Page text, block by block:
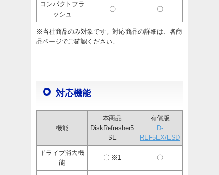
コンパクトフラ
ッシュ
〇 〇
※当社商品のみ対象です。対応商品の詳細は、各商
品ページでご確認ください。
対応機能
機能
本商品
DiskRefresher5
SE
有償版
D-
REF5EX/ESD
ドライブ消去機
能
〇 ※1 〇